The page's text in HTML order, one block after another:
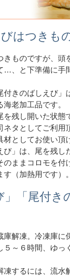
はつきも
きものですが、頭
…、と下準備に手
付きのばしえび」
老加工品です。
を残し開いた状態
ネタとしてご利用
としてお使い頂
び」は、尾を残し
のままコロモを付
（加熱用です）。
「尾付き
庫解凍。冷凍庫に
５～６時間、ゆっ
凍するには、流水